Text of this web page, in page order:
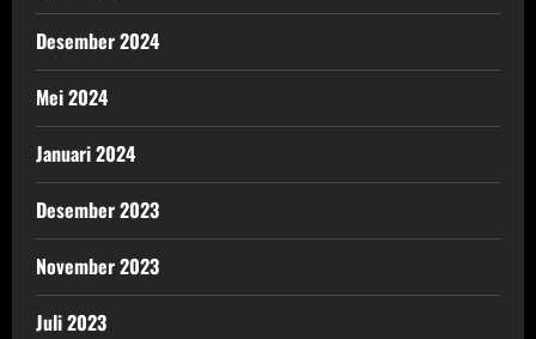
Desember 2024
Mei 2024
Januari 2024
Desember 2023
November 2023
Juli 2023